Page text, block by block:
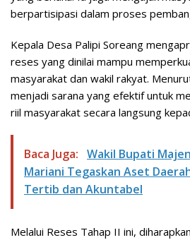
berpartisipasi dalam proses
Kepala Desa Palipi Soreang
reses yang dinilai mampu
masyarakat dan wakil rakyat.
menjadi sarana yang efektif untuk
riil masyarakat secara langsung
Baca Juga: Wakil Bupati
Mariani Tegaskan Aset
Tertib dan Akuntabel
Melalui Reses Tahap II ini,